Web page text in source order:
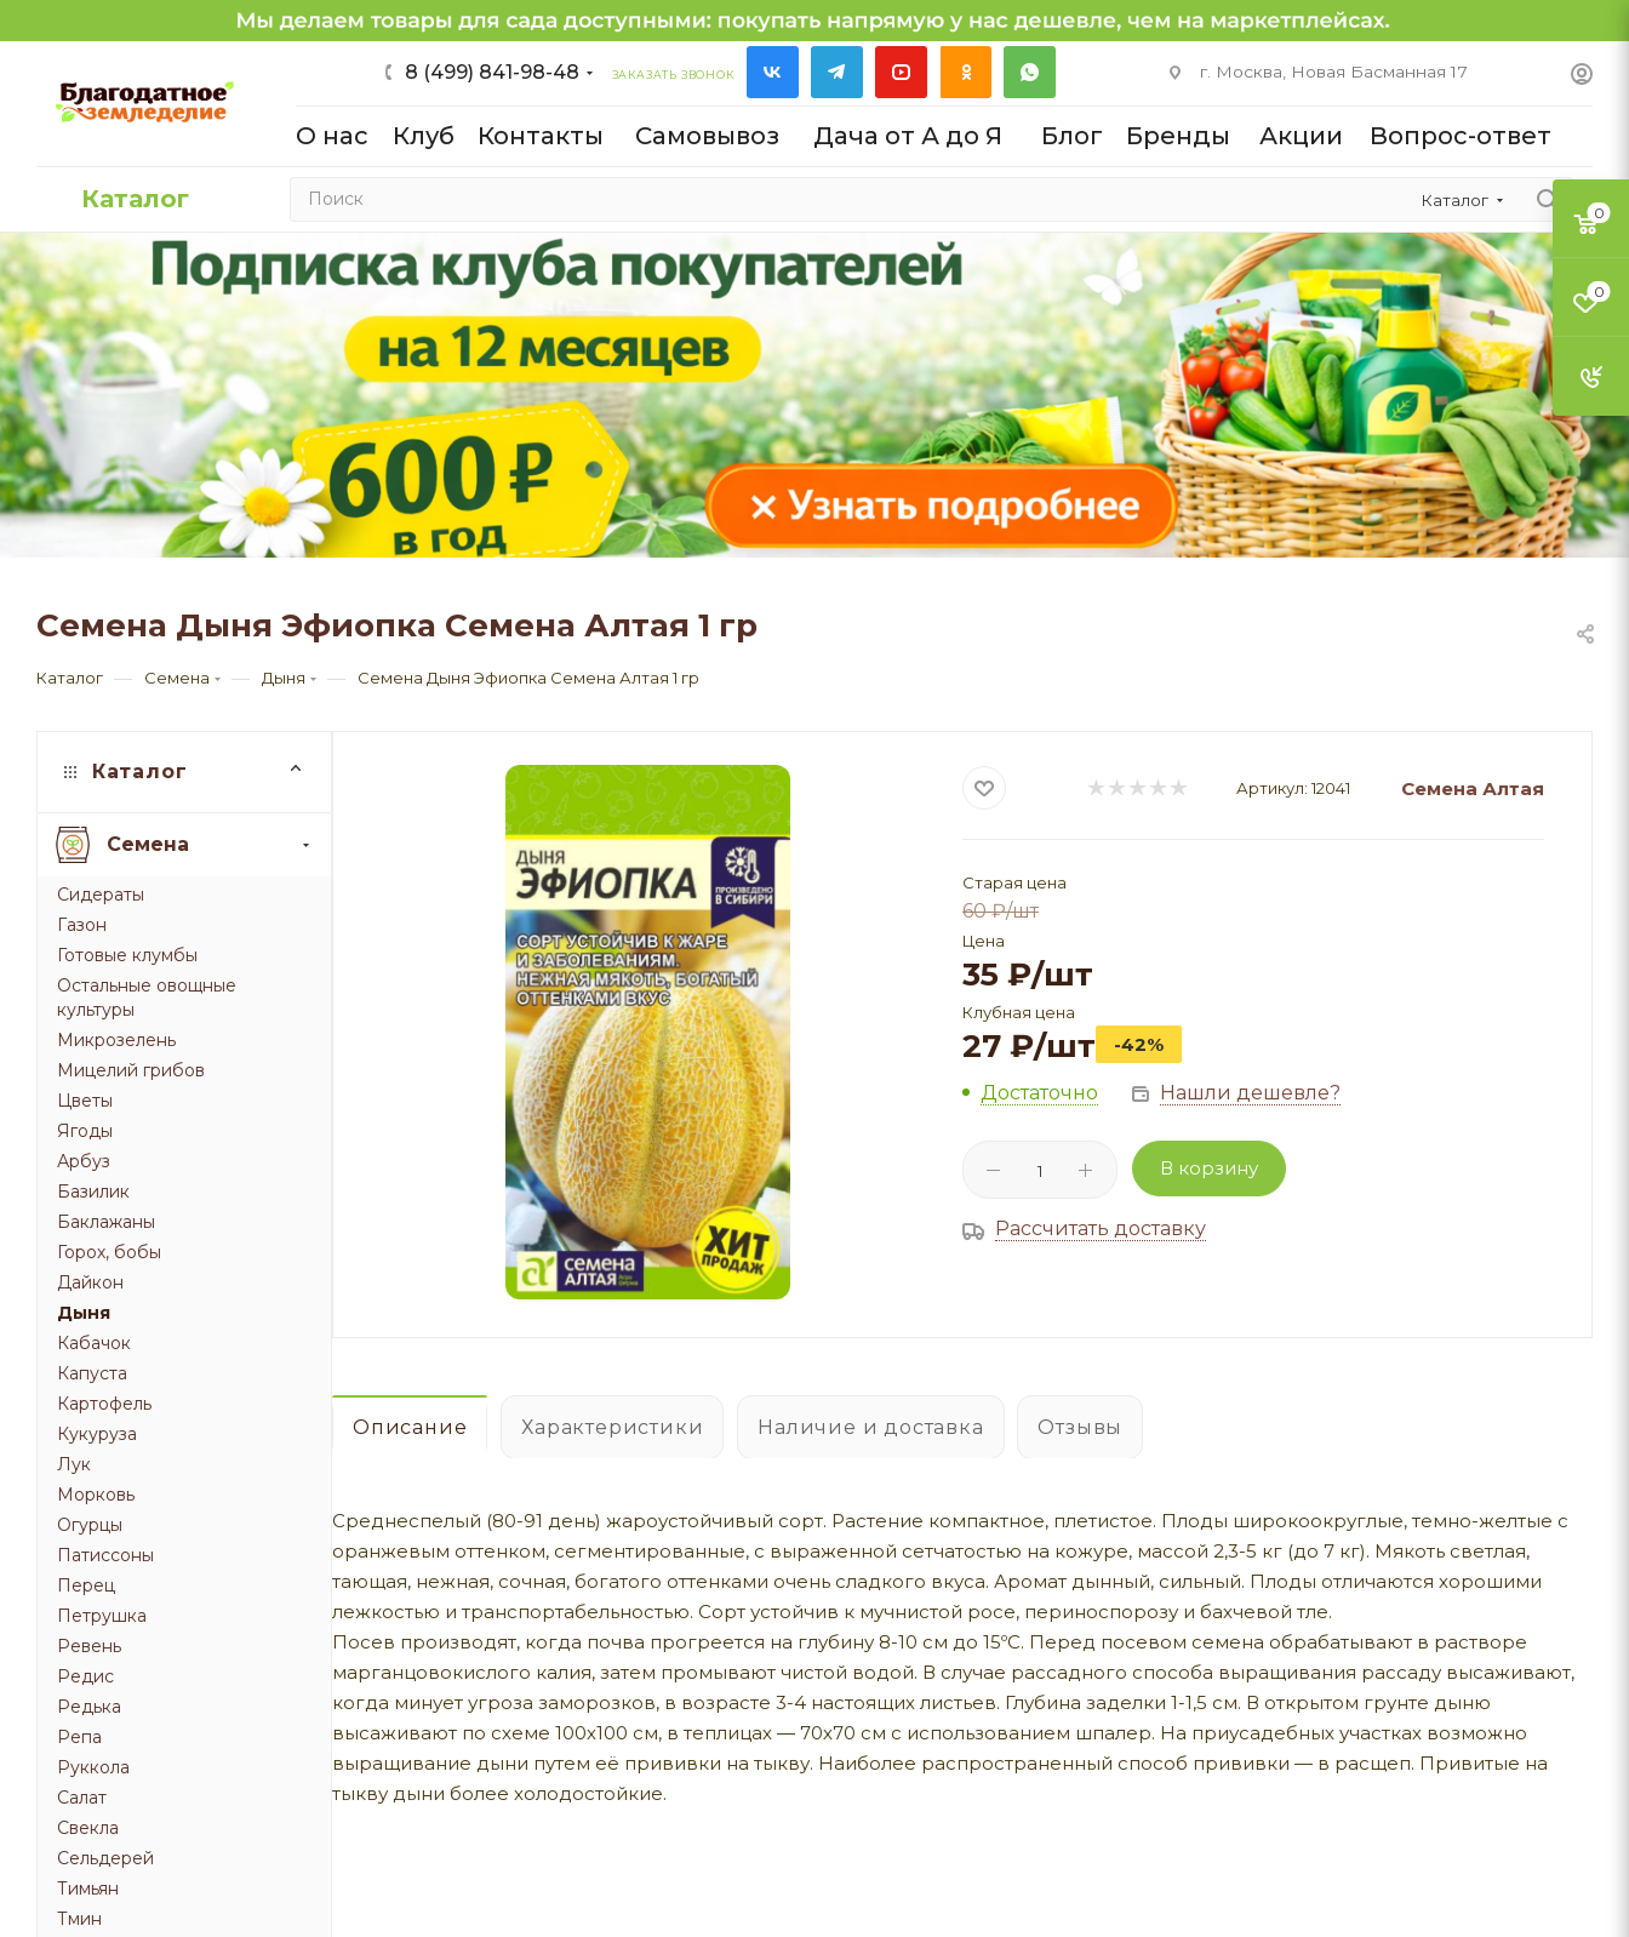
8 (499) 841-98-48 ЗАКАЗАТЬ ЗВОНОК г. Москва, Новая Басманная 17
О нас Клуб Контакты Самовывоз Дача от А до Я Блог Бренды Акции Вопрос-ответ
Каталог Каталог
Семена Дыня Эфиопка Семена Алтая 1 гр
Каталог — Семена — Дыня — Семена Дыня Эфиопка Семена Алтая 1 гр
Артикул: 12041 Семена Алтая
Старая цена
60₽/шт
Цена
35 ₽/шт
Клубная цена
27 ₽/шт -42%
Достаточно Нашли дешевле?
В корзину
Рассчитать доставку
Описание Характеристики Наличие и доставка Отзывы
Среднеспелый (80-91 день) жароустойчивый сорт. Растение компактное, плетистое. Плоды широкоокруглые, темно-желтые с
оранжевым оттенком, сегментированные, с выраженной сетчатостью на кожуре, массой 2,3-5 кг (до 7 кг). Мякоть светлая,
тающая, нежная, сочная, богатого оттенками очень сладкого вкуса. Аромат дынный, сильный. Плоды отличаются хорошими
лежкостью и транспортабельностью. Сорт устойчив к мучнистой росе, периноспорозу и бахчевой тле.
Посев производят, когда почва прогреется на глубину 8-10 см до 15ºС. Перед посевом семена обрабатывают в растворе
марганцовокислого калия, затем промывают чистой водой. В случае рассадного способа выращивания рассаду высаживают,
когда минует угроза заморозков, в возрасте 3-4 настоящих листьев. Глубина заделки 1-1,5 см. В открытом грунте дыню
высаживают по схеме 100х100 см, в теплицах — 70х70 см с использованием шпалер. На приусадебных участках возможно
выращивание дыни путем её прививки на тыкву. Наиболее распространенный способ прививки — в расщеп. Привитые на
тыкву дыни более холодостойкие.
Каталог
Семена
Сидераты
Газон
Готовые клумбы
Остальные овощные
культуры
Микрозелень
Мицелий грибов
Цветы
Ягоды
Арбуз
Базилик
Баклажаны
Горох, бобы
Дайкон
Дыня
Кабачок
Капуста
Картофель
Кукуруза
Лук
Морковь
Огурцы
Патиссоны
Перец
Петрушка
Ревень
Редис
Редька
Репа
Руккола
Салат
Свекла
Сельдерей
Тимьян
Тмин
0
0